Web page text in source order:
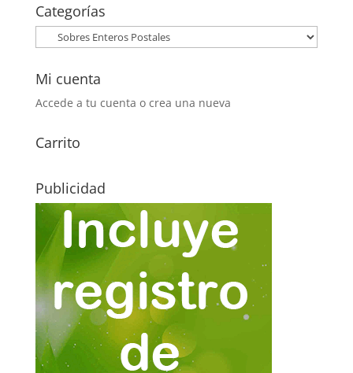
2,10€.1,00€.
Categorías
Mi cuenta
Accede a tu cuenta o crea una nueva
Carrito
Publicidad